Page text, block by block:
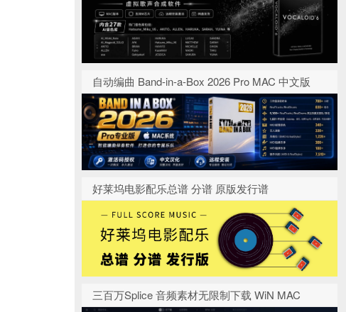
自动编曲 Band-in-a-Box 2026 Pro MAC 中文版
好莱坞电影配乐总谱 分谱 原版发行谱
三百万Splice 音频素材无限制下载 WiN MAC